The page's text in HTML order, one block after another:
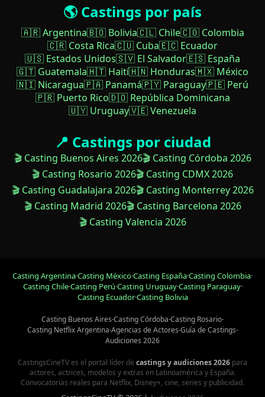
🌎 Castings por país
🇦🇷 Argentina🇧🇴 Bolivia🇨🇱 Chile🇨🇴 Colombia
🇨🇷 Costa Rica🇨🇺 Cuba🇪🇨 Ecuador
🇺🇸 Estados Unidos🇸🇻 El Salvador🇪🇸 España
🇬🇹 Guatemala🇭🇹 Haití🇭🇳 Honduras🇲🇽 México
🇳🇮 Nicaragua🇵🇦 Panamá🇵🇾 Paraguay🇵🇪 Perú
🇵🇷 Puerto Rico🇩🇴 República Dominicana
🇺🇾 Uruguay🇻🇪 Venezuela
📍 Castings por ciudad
🎬 Casting Buenos Aires 2026🎬 Casting Córdoba 2026
🎬 Casting Rosario 2026🎬 Casting CDMX 2026
🎬 Casting Guadalajara 2026🎬 Casting Monterrey 2026
🎬 Casting Madrid 2026🎬 Casting Barcelona 2026
🎬 Casting Valencia 2026
Casting Argentina·Casting México·Casting España·Casting Colombia·
Casting Chile·Casting Perú·Casting Uruguay·Casting Paraguay·
Casting Ecuador·Casting Bolivia
Casting Buenos Aires·Casting Córdoba·Casting Rosario·
Casting Netflix Argentina·Agencias de Actores·Guía de Castings·
Audiciones 2026
CastingsCineTV es el portal líder de castings y audiciones 2026 para
actores, actrices, modelos y extras en Latinoamérica y España.
Convocatorias reales para Netflix, Disney+, cine, series y publicidad.